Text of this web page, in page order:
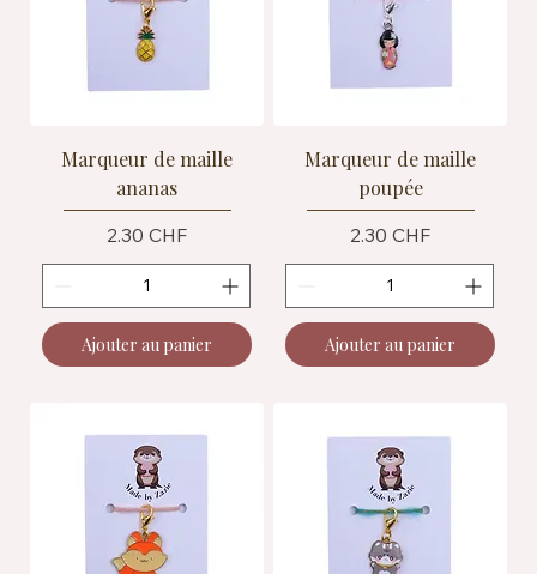
Marqueur de maille
ananas
Prix
2.30 CHF
Ajouter au panier
Marqueur de maille
poupée
Prix
2.30 CHF
Ajouter au panier